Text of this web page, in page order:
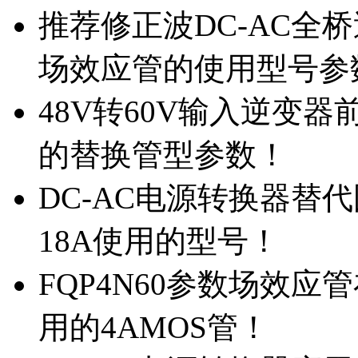
推荐修正波DC-AC全
场效应管的使用型号参
48V转60V输入逆变器
的替换管型参数！
DC-AC电源转换器替
18A使用的型号！
FQP4N60参数场效应
用的4AMOS管！